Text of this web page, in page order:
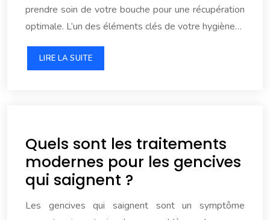
prendre soin de votre bouche pour une récupération
optimale. L’un des éléments clés de votre hygiène…
LIRE LA SUITE
Quels sont les traitements
modernes pour les gencives
qui saignent ?
Les gencives qui saignent sont un symptôme